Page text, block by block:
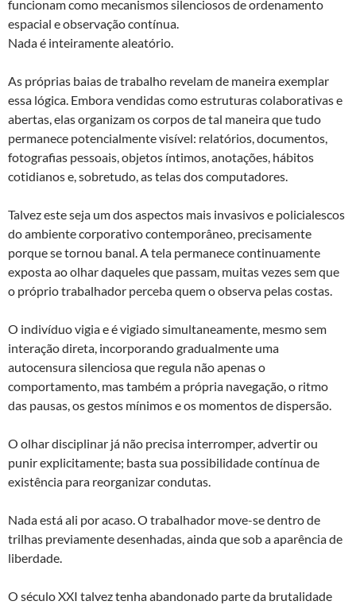
funcionam como mecanismos silenciosos de ordenamento
espacial e observação contínua.
Nada é inteiramente aleatório.
As próprias baias de trabalho revelam de maneira exemplar
essa lógica. Embora vendidas como estruturas colaborativas e
abertas, elas organizam os corpos de tal maneira que tudo
permanece potencialmente visível: relatórios, documentos,
fotografias pessoais, objetos íntimos, anotações, hábitos
cotidianos e, sobretudo, as telas dos computadores.
Talvez este seja um dos aspectos mais invasivos e policialescos
do ambiente corporativo contemporâneo, precisamente
porque se tornou banal. A tela permanece continuamente
exposta ao olhar daqueles que passam, muitas vezes sem que
o próprio trabalhador perceba quem o observa pelas costas.
O indivíduo vigia e é vigiado simultaneamente, mesmo sem
interação direta, incorporando gradualmente uma
autocensura silenciosa que regula não apenas o
comportamento, mas também a própria navegação, o ritmo
das pausas, os gestos mínimos e os momentos de dispersão.
O olhar disciplinar já não precisa interromper, advertir ou
punir explicitamente; basta sua possibilidade contínua de
existência para reorganizar condutas.
Nada está ali por acaso. O trabalhador move-se dentro de
trilhas previamente desenhadas, ainda que sob a aparência de
liberdade.
O século XXI talvez tenha abandonado parte da brutalidade